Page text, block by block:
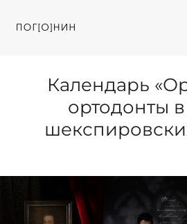
Календарь
ортодонты